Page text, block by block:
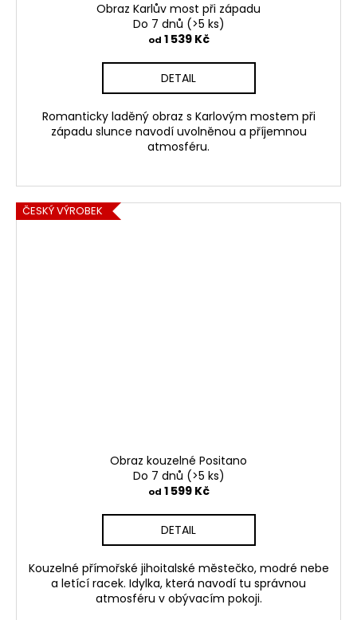
Obraz Karlův most při západu
Do 7 dnů (>5 ks)
od 1 539 Kč
DETAIL
Romanticky laděný obraz s Karlovým mostem při
západu slunce navodí uvolněnou a příjemnou
atmosféru.
ČESKÝ VÝROBEK
Obraz kouzelné Positano
Do 7 dnů (>5 ks)
od 1 599 Kč
DETAIL
Kouzelné přímořské jihoitalské městečko, modré nebe
a letící racek. Idylka, která navodí tu správnou
atmosféru v obývacím pokoji.